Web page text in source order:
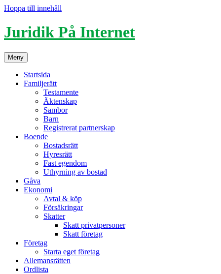
Hoppa till innehåll
Juridik På Internet
Meny
Startsida
Familjerätt
Testamente
Äktenskap
Sambor
Barn
Registrerat partnerskap
Boende
Bostadsrätt
Hyresrätt
Fast egendom
Uthyrning av bostad
Gåva
Ekonomi
Avtal & köp
Försäkringar
Skatter
Skatt privatpersoner
Skatt företag
Företag
Starta eget företag
Allemansrätten
Ordlista